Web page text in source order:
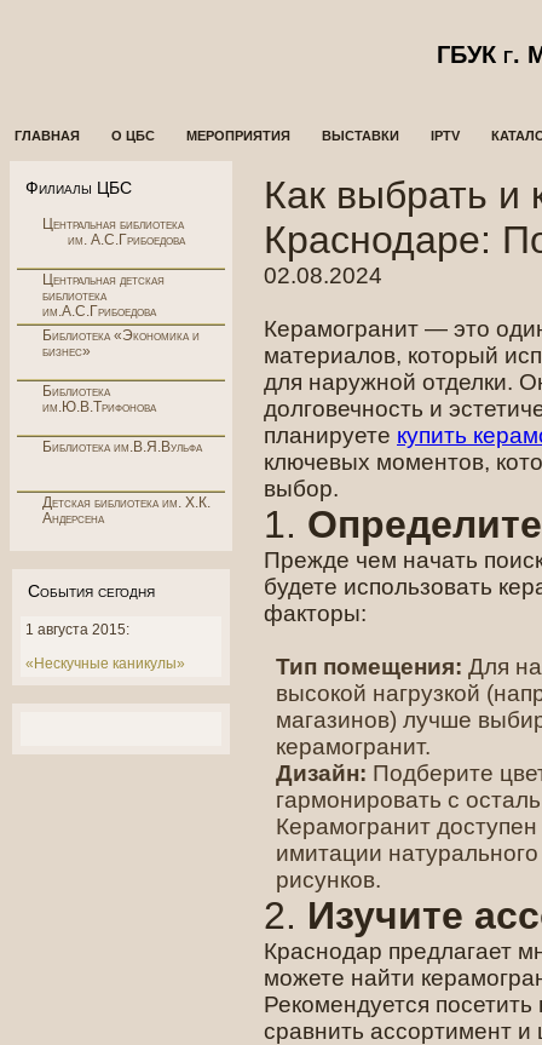
ГБУК г.
ГЛАВНАЯ О ЦБС МЕРОПРИЯТИЯ ВЫСТАВКИ IPTV
Филиалы ЦБС
Центральная библиотека
им. А.С.Грибоедова
Центральная детская
библиотека
им.А.С.Грибоедова
Библиотека «Экономика и
бизнес»
Библиотека
им.Ю.В.Трифонова
Библиотека им.В.Я.Вульфа
Детская библиотека им. Х.К.
Андерсена
События сегодня
1 августа 2015:
«Нескучные каникулы»
Как выбрать и
Краснодаре:
02.08.2024
Керамогранит — это
материалов, который
для наружной отделки.
долговечность и
планируете купить
ключевых моментов,
выбор.
1.
Прежде чем начать
будете использовать
факторы:
Тип помещения: Для
высокой нагрузкой
магазинов) лучше
керамогранит.
Дизайн: Подберите
гармонировать с
Керамогранит
имитации
рисунков.
2. Изучите
Краснодар предлагает
можете найти
Рекомендуется
сравнить ассортимент